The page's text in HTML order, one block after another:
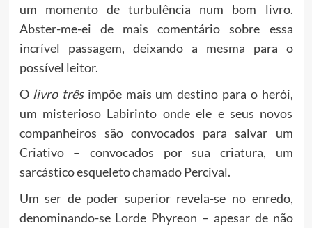
um momento de turbulência num bom livro.
Abster-me-ei de mais comentário sobre essa
incrível passagem, deixando a mesma para o
possível leitor.
O livro trêsimpõe mais um destino para o herói,
um misterioso Labirinto onde ele e seus novos
companheiros são convocados para salvar um
Criativo – convocados por sua criatura, um
sarcástico esqueleto chamado Percival.
Um ser de poder superior revela-se no enredo,
denominando-se Lorde Phyreon – apesar de não